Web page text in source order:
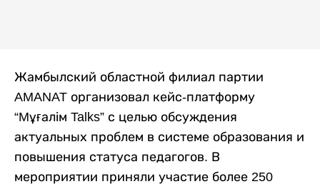
Жамбылский областной филиал партии
AMANAT организовал кейс-платформу
“Mұғалім Talks” с целью обсуждения
актуальных проблем в системе образования и
повышения статуса педагогов. В
мероприятии приняли участие более 250